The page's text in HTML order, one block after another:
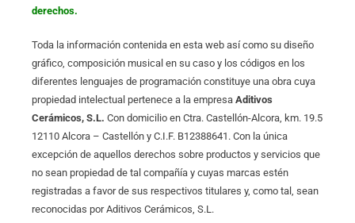
derechos.
Toda la información contenida en esta web así como su diseño
gráfico, composición musical en su caso y los códigos en los
diferentes lenguajes de programación constituye una obra cuya
propiedad intelectual pertenece a la empresa Aditivos
Cerámicos, S.L. Con domicilio en Ctra. Castellón-Alcora, km. 19.5
12110 Alcora – Castellón y C.I.F. B12388641. Con la única
excepción de aquellos derechos sobre productos y servicios que
no sean propiedad de tal compañía y cuyas marcas estén
registradas a favor de sus respectivos titulares y, como tal, sean
reconocidas por Aditivos Cerámicos, S.L.